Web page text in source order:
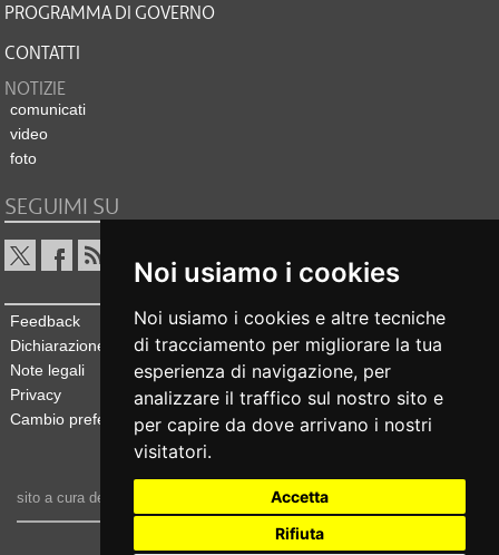
Noi usiamo i cookies
Noi usiamo i cookies e altre tecniche
di tracciamento per migliorare la tua
esperienza di navigazione, per
analizzare il traffico sul nostro sito e
per capire da dove arrivano i nostri
visitatori.
Accetta
Rifiuta
PROGRAMMA DI GOVERNO
CONTATTI
NOTIZIE
comunicati
video
foto
SEGUIMI SU
Feedback
Dichiarazione di accessibilità
Note legali
Privacy
Cambio preferenze cookie
sito a cura dell' Ufficio stampa e comunicazione